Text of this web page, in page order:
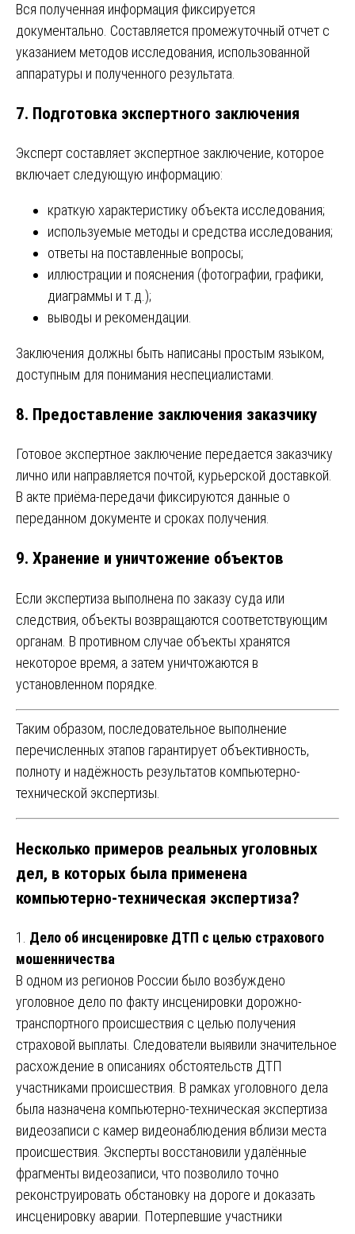
Вся полученная информация фиксируется
документально. Составляется промежуточный отчет с
указанием методов исследования, использованной
аппаратуры и полученного результата.
7. Подготовка экспертного заключения
Эксперт составляет экспертное заключение, которое
включает следующую информацию:
краткую характеристику объекта исследования;
используемые методы и средства исследования;
ответы на поставленные вопросы;
иллюстрации и пояснения (фотографии, графики,
диаграммы и т.д.);
выводы и рекомендации.
Заключения должны быть написаны простым языком,
доступным для понимания неспециалистами.
8. Предоставление заключения заказчику
Готовое экспертное заключение передается заказчику
лично или направляется почтой, курьерской доставкой.
В акте приёма-передачи фиксируются данные о
переданном документе и сроках получения.
9. Хранение и уничтожение объектов
Если экспертиза выполнена по заказу суда или
следствия, объекты возвращаются соответствующим
органам. В противном случае объекты хранятся
некоторое время, а затем уничтожаются в
установленном порядке.
Таким образом, последовательное выполнение
перечисленных этапов гарантирует объективность,
полноту и надёжность результатов компьютерно-
технической экспертизы.
Несколько примеров реальных уголовных
дел, в которых была применена
компьютерно-техническая экспертиза?
1. Дело об инсценировке ДТП с целью страхового
мошенничества
В одном из регионов России было возбуждено
уголовное дело по факту инсценировки дорожно-
транспортного происшествия с целью получения
страховой выплаты. Следователи выявили значительное
расхождение в описаниях обстоятельств ДТП
участниками происшествия. В рамках уголовного дела
была назначена компьютерно-техническая экспертиза
видеозаписи с камер видеонаблюдения вблизи места
происшествия. Эксперты восстановили удалённые
фрагменты видеозаписи, что позволило точно
реконструировать обстановку на дороге и доказать
инсценировку аварии. Потерпевшие участники